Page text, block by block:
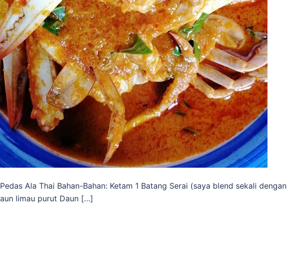
Ala Thai Bahan-Bahan: Ketam 1 Batang Serai (saya blend sekali dengan
limau purut Daun […]